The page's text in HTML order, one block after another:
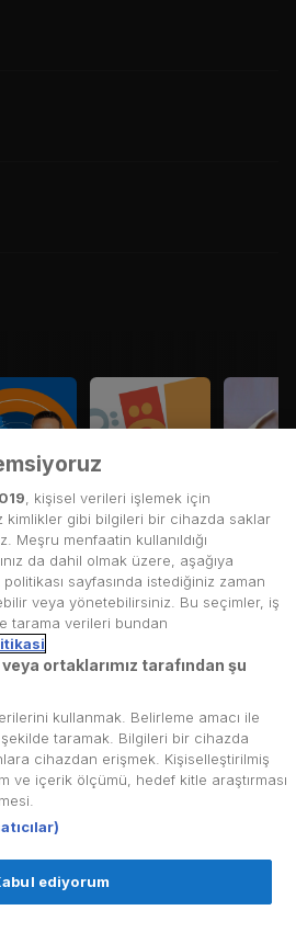
© Copyright
puhutv.com Tüm hakları Puhu
, kişisel verileri işlemek için
kimlikler gibi bilgileri bir cihazda saklar
Meşru menfaatin kullanıldığı
da dahil olmak üzere, aşağıya
sayfasında istediğiniz zaman
veya yönetebilirsiniz. Bu seçimler, iş
tarama verileri bundan
ortaklarımız tarafından şu
kullanmak. Belirleme amacı ile
taramak. Bilgileri bir cihazda
cihazdan erişmek. Kişiselleştirilmiş
ve içerik ölçümü, hedef kitle araştırması
ediyorum